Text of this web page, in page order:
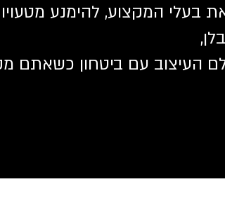
בעלי המקצוע, להימנע
העיצוב עם ביטחון כשאתם